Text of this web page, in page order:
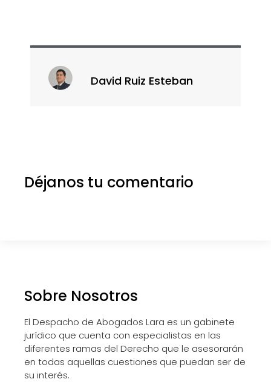
David Ruiz Esteban
Déjanos tu comentario
Sobre Nosotros
El Despacho de Abogados Lara es un gabinete
jurídico que cuenta con especialistas en las
diferentes ramas del Derecho que le asesorarán
en todas aquellas cuestiones que puedan ser de
su interés.